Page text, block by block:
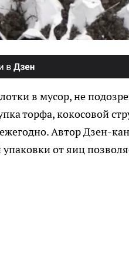
в мусор, не
торфа, кокосовой
Автор Дзен-
от яиц